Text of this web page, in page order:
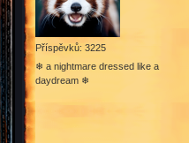
Příspěvků: 3225
❄ a nightmare dressed like a
daydream ❄